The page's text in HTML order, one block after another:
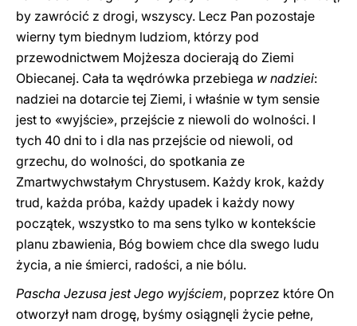
by zawrócić z drogi, wszyscy. Lecz Pan pozostaje
wierny tym biednym ludziom, którzy pod
przewodnictwem Mojżesza docierają do Ziemi
Obiecanej. Cała ta wędrówka przebiega w nadziei:
nadziei na dotarcie tej Ziemi, i właśnie w tym sensie
jest to «wyjście», przejście z niewoli do wolności. I
tych 40 dni to i dla nas przejście od niewoli, od
grzechu, do wolności, do spotkania ze
Zmartwychwstałym Chrystusem. Każdy krok, każdy
trud, każda próba, każdy upadek i każdy nowy
początek, wszystko to ma sens tylko w kontekście
planu zbawienia, Bóg bowiem chce dla swego ludu
życia, a nie śmierci, radości, a nie bólu.
Pascha Jezusa jest Jego wyjściem, poprzez które On
otworzył nam drogę, byśmy osiągnęli życie pełne,